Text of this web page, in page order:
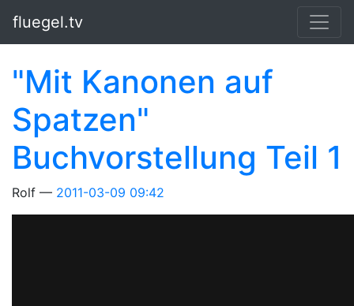
fluegel.tv
"Mit Kanonen auf
Spatzen"
Buchvorstellung Teil 1
Rolf 2011-03-09 09:42